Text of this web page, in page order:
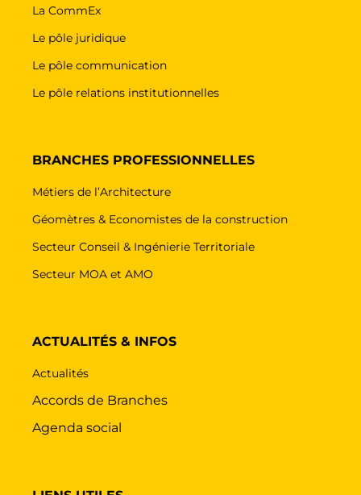
La CommEx
Le pôle juridique
Le pôle communication
Le pôle relations institutionnelles
BRANCHES PROFESSIONNELLES
Métiers de l’Architecture
Géomètres & Economistes de la construction
Secteur Conseil & Ingénierie Territoriale
Secteur MOA et AMO
ACTUALITÉS & INFOS
Actualités
Accords de Branches
Agenda social